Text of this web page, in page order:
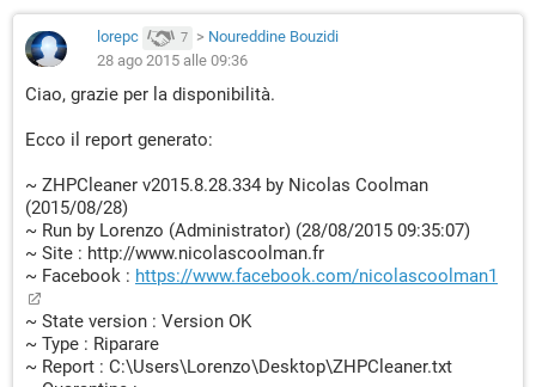
lorepc 7 > Noureddine Bouzidi
28 ago 2015 alle 09:36
Ciao, grazie per la disponibilità.
Ecco il report generato:
~ ZHPCleaner v2015.8.28.334 by Nicolas Coolman
(2015/08/28)
~ Run by Lorenzo (Administrator) (28/08/2015 09:35:07)
~ Site : http://www.nicolascoolman.fr
~ Facebook : https://www.facebook.com/nicolascoolman1
~ State version : Version OK
~ Type : Riparare
~ Report : C:\Users\Lorenzo\Desktop\ZHPCleaner.txt